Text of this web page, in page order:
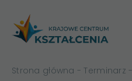
Strona główna -Terminarz